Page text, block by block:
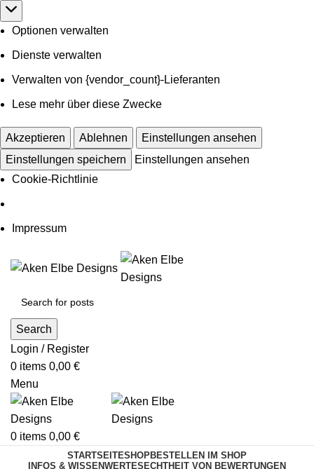
Optionen verwalten
Dienste verwalten
Verwalten von {vendor_count}-Lieferanten
Lese mehr über diese Zwecke
Akzeptieren Ablehnen
Einstellungen ansehen
Einstellungen speichern
Einstellungen ansehen
Cookie-Richtlinie
Impressum
Search
Login / Register
0 items 0,00 €
Menu
0 items 0,00 €
STARTSEITESHOPBESTELLEN IM SHOP
INFOS & WISSENWERTES ECHTHEIT VON BEWERTUNGEN